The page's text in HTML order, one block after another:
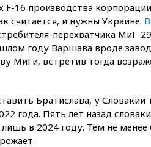
F-16 производства
считается, и нужны Украине.
перехватчика МиГ-
году Варшава вроде
МиГи, встретив тогда
Братислава, у
года. Пять лет назад
в 2024 году. Тем не менее